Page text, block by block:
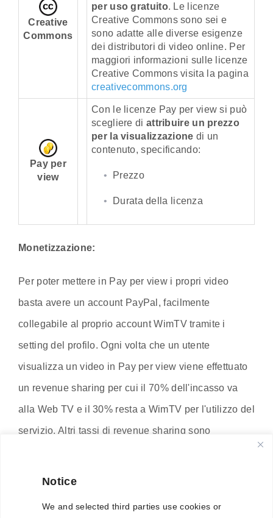
Notice
We and selected third parties use cookies or
Creative
Commons
per uso gratuito. Le licenze
Creative Commons sono sei e
sono adatte alle diverse esigenze
dei distributori di video online. Per
maggiori informazioni sulle licenze
Creative Commons visita la pagina
creativecommons.org
Pay per
view
Con le licenze Pay per view si può
scegliere di attribuire un prezzo
per la visualizzazione di un
contenuto, specificando:
Prezzo
Durata della licenza
Monetizzazione:
Per poter mettere in Pay per view i propri video
basta avere un account PayPal, facilmente
collegabile al proprio account WimTV tramite i
setting del profilo. Ogni volta che un utente
visualizza un video in Pay per view viene effettuato
un revenue sharing per cui il 70% dell'incasso va
alla Web TV e il 30% resta a WimTV per l'utilizzo del
servizio. Altri tassi di revenue sharing sono